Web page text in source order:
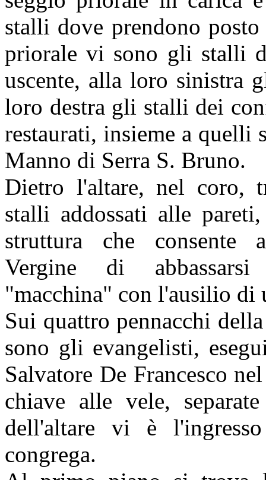
stalli dove prendono
priorale vi sono gli stalli
uscente, alla loro sinistra
loro destra gli stalli dei
restaurati, insieme a
Manno di Serra S. Bruno.
Dietro l'altare, nel coro,
stalli addossati alle
struttura che consente
Vergine di
"macchina" con l'ausilio di
Sui quattro pennacchi
sono gli evangelisti,
Salvatore De Francesco
chiave alle vele,
dell'altare vi è
congrega.